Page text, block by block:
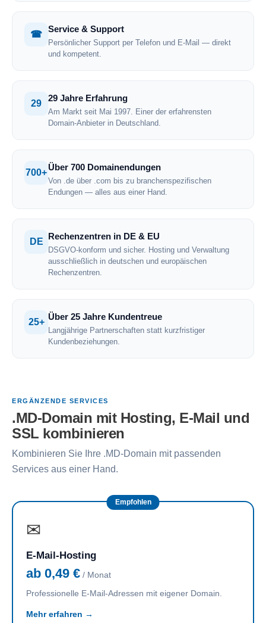
☎
Service & Support
Persönlicher Support per Telefon und E-Mail — direkt
und kompetent.
29
29 Jahre Erfahrung
Am Markt seit Mai 1997. Einer der erfahrensten
Domain-Anbieter in Deutschland.
700+
Über 700 Domainendungen
Von .de über .com bis zu branchenspezifischen
Endungen — alles aus einer Hand.
DE
Rechenzentren in DE & EU
DSGVO-konform und sicher. Hosting und Verwaltung
ausschließlich in deutschen und europäischen
Rechenzentren.
25+
Über 25 Jahre Kundentreue
Langjährige Partnerschaften statt kurzfristiger
Kundenbeziehungen.
ERGÄNZENDE SERVICES
.MD-Domain mit Hosting, E-Mail und
SSL kombinieren
Kombinieren Sie Ihre .MD-Domain mit passenden
Services aus einer Hand.
Empfohlen
✉
E-Mail-Hosting
ab 0,49 € / Monat
Professionelle E-Mail-Adressen mit eigener Domain.
Mehr erfahren →